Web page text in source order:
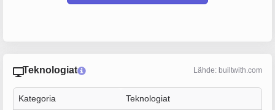
Teknologiat Lähde: builtwith.com
Kategoria Teknologiat